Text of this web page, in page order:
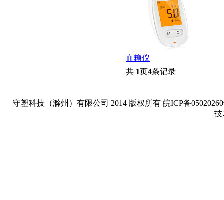
血糖仪
共 1页4条记录
守塑科技（滁州）有限公司 2014 版权所有 皖ICP备05020260
技